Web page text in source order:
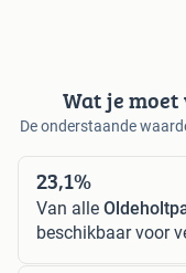
Wat je
De onderstaande
23,1%
Van alle
beschikbaar voor